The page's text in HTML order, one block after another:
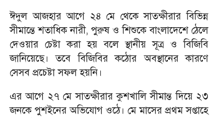
ঈদুল আজহার আগে ২৪ মে থেকে সাতক্ষীরার বিভিন্ন
সীমান্তে শতাধিক নারী, পুরুষ ও শিশুকে বাংলাদেশে ঠেলে
দেওয়ার চেষ্টা করা হয় বলে স্থানীয় সূত্র ও বিজিবি
জানিয়েছে। তবে বিজিবির কঠোর অবস্থানের কারণে
সেসব প্রচেষ্টা সফল হয়নি।
এর আগে ২৭ মে সাতক্ষীরার কুশখালি সীমান্ত দিয়ে ২৩
জনকে পুশইনের অভিযোগ ওঠে। মে মাসের প্রথম সপ্তাহে